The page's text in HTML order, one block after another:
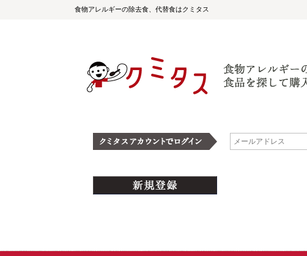
食物アレルギーの除去食、代替食はクミタス